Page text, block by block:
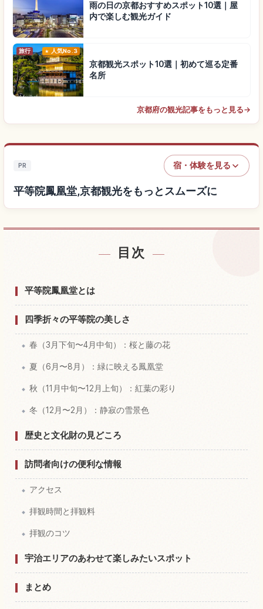
雨の日の京都おすすめスポット10選｜屋
内で楽しむ観光ガイド
旅行 人気No.3
京都観光スポット10選｜初めて巡る定番
名所
京都府の観光記事をもっと見る→
PR 宿・体験を見る
平等院鳳凰堂,京都観光をもっとスムーズに
平等院鳳凰堂,京都付近の宿を探す
平等院鳳凰堂,京都の体験を探す
目次
平等院鳳凰堂とは
四季折々の平等院の美しさ
春（3月下旬〜4月中旬）：桜と藤の花
夏（6月〜8月）：緑に映える鳳凰堂
秋（11月中旬〜12月上旬）：紅葉の彩り
冬（12月〜2月）：静寂の雪景色
歴史と文化財の見どころ
訪問者向けの便利な情報
アクセス
拝観時間と拝観料
拝観のコツ
宇治エリアのあわせて楽しみたいスポット
まとめ